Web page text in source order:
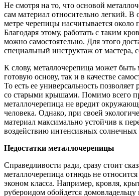
Не смотря на то, что основой
сам материал относительно легкий. В
метре черепицы насчитывается около
Благодаря этому, работать с таким
можно самостоятельно. Для этого
специальный инструктаж от мастера,
К слову, металлочерепица может быть
готовую основу, так и в качестве
То есть ее универсальность
со старыми крышами. Помимо всего
металлочерепица не вредит
человека. Однако, при своей
материал максимально устойчив к
воздействию интенсивных солнечных
Недостатки металлочерепицы
Справедливости ради, сразу стоит
металлочерепица отнюдь не
эконом класса. Например, кровля,
рубероидом обойдется